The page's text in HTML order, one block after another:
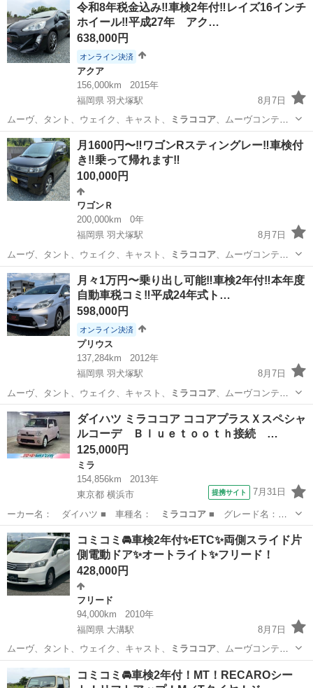
令和8年税金込み‼️車検2年付‼️レイズ16インチ
ホイール‼️平成27年 アク…
638,000円
オンライン決済
アクア
156,000km
2015年
福岡県 羽犬塚駅
8月7日
ムーヴ、タント、ウェイク、キャスト、
ミラココア、ムーヴコンテ、
ミラジーノ、ワゴンR…
福岡 八女市 羽犬塚駅 アクア 車両
月1600円〜‼️ワゴンRスティングレー‼️車検付
き‼️乗って帰れます‼️
100,000円
ワゴンＲ
200,000km
0年
福岡県 羽犬塚駅
8月7日
ムーヴ、タント、ウェイク、キャスト、
ミラココア、ムーヴコンテ、
ミラジーノ、ワゴンR…
福岡 八女市 羽犬塚駅 ワゴンＲ ワゴンR
月々1万円〜乗り出し可能‼️車検2年付‼️本年度
自動車税コミ‼️平成24年式ト…
598,000円
オンライン決済
プリウス
137,284km
2012年
福岡県 羽犬塚駅
8月7日
ムーヴ、タント、ウェイク、キャスト、
ミラココア、ムーヴコンテ、
ミラジーノ、ワゴンR…
福岡 八女市 羽犬塚駅
ダイハツ ミラココア ココアプラスＸスペシャ
ルコーデ Ｂｌｕｅｔｏｏｔｈ接続 …
125,000円
ミラ
154,856km
2013年
東京都 横浜市
提携サイト 7月31日
ーカー名： ダイハツ ■ 車種名： ミラココア■ グレード名：
ココアプラスＸス…
東京 横浜市
コミコミ🚘車検2年付✨ETC✨両側スライド片
側電動ドア✨オートライト✨フリード！
428,000円
フリード
94,000km
2010年
福岡県 大溝駅
8月7日
ムーヴ、タント、ウェイク、キャスト、
ミラココア、ムーヴコンテ、
ミラジーノ、ワゴンR…
福岡 筑後市 フリード
コミコミ🚘車検2年付！MT！RECAROシー